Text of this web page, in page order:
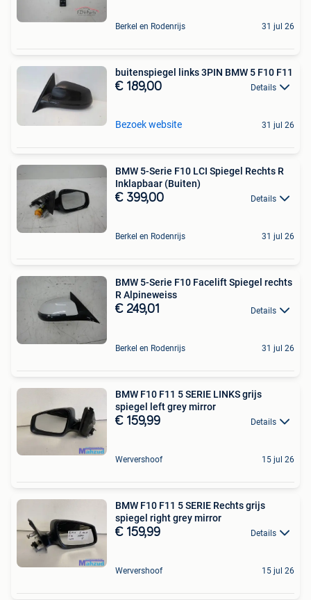
Berkel en Rodenrijs 31 jul 26
buitenspiegel links 3PIN BMW 5 F10 F11
€ 189,00 Details
Bezoek website 31 jul 26
BMW 5-Serie F10 LCI Spiegel Rechts R
Inklapbaar (Buiten)
€ 399,00 Details
Berkel en Rodenrijs 31 jul 26
BMW 5-Serie F10 Facelift Spiegel rechts
R Alpineweiss
€ 249,01 Details
Berkel en Rodenrijs 31 jul 26
BMW F10 F11 5 SERIE LINKS grijs
spiegel left grey mirror
€ 159,99 Details
Wervershoof 15 jul 26
BMW F10 F11 5 SERIE Rechts grijs
spiegel right grey mirror
€ 159,99 Details
Wervershoof 15 jul 26